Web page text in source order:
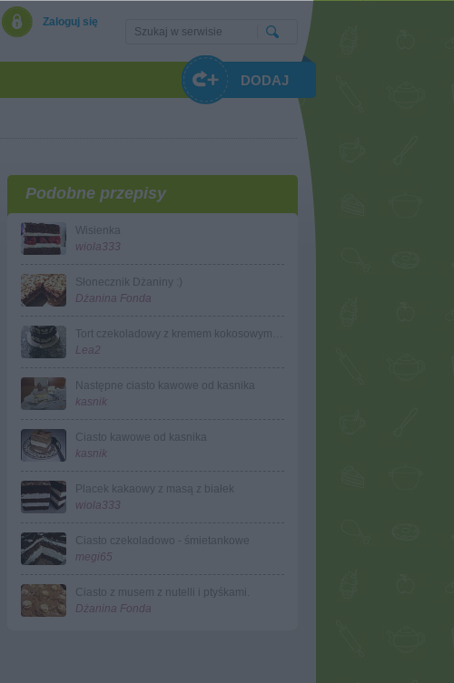
Zaloguj się
DODAJ
Podobne przepisy
Wisienka
wiola333
Słonecznik Dżaniny :)
Dżanina Fonda
Lea2
Następne ciasto kawowe od kasnika
kasnik
Ciasto kawowe od kasnika
kasnik
Placek kakaowy z masą z białek
wiola333
Ciasto czekoladowo - śmietankowe
megi65
Ciasto z musem z nutelli i ptyśkami.
Dżanina Fonda